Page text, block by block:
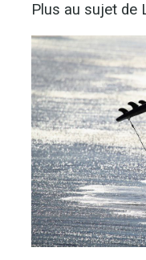
Plus au sujet de